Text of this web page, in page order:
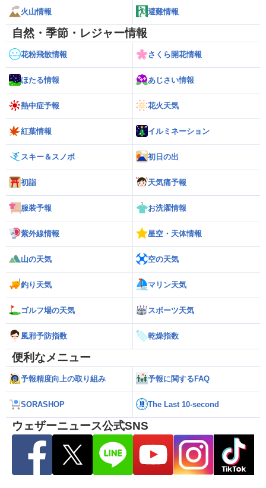
火山情報 避難情報
自然・季節・レジャー情報
花粉飛散情報 さくら開花情報
ほたる情報 あじさい情報
熱中症予報 花火天気
紅葉情報 イルミネーション
スキー＆スノボ 初日の出
初詣 天気痛予報
服装予報 お洗濯情報
紫外線情報 星空・天体情報
山の天気 空の天気
釣り天気 マリン天気
ゴルフ場の天気 スポーツ天気
風邪予防指数 乾燥指数
便利なメニュー
予報精度向上の取り組み 予報に関するFAQ
SORASHOP The Last 10-second
ウェザーニュース公式SNS